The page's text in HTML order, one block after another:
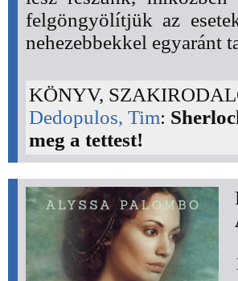
felgöngyölítjük az
nehezebbekkel egyaránt
KÖNYV,
Dedopulos, Tim:
meg a tettest!